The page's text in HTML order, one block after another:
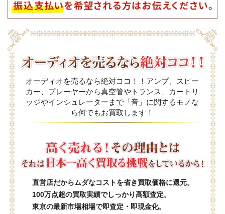
オーディオを売るなら絶対ココ！！アンプ、スピー
カー、プレーヤーから真空管やトランス、カートリ
ッジやインシュレーターまで「音」に関するモノな
ら何でもお買取します！
直営店だからムダなコストを省き買取価格に還元。
100万点超の買取実績でしっかり高額査定。
東京の最新市場相場で即査定・即現金化。